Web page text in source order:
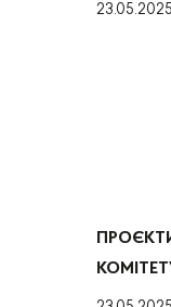
23.05.2025